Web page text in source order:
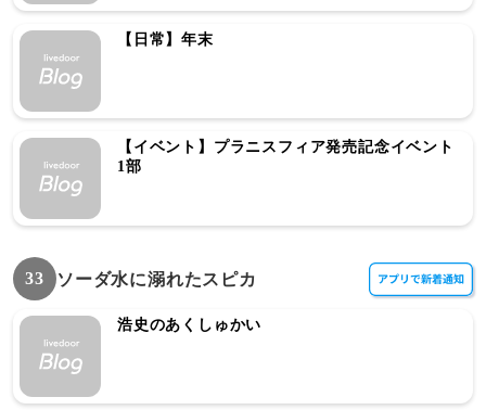
【日常】年末
【イベント】プラニスフィア発売記念イベント
1部
33 ソーダ水に溺れたスピカ
浩史のあくしゅかい